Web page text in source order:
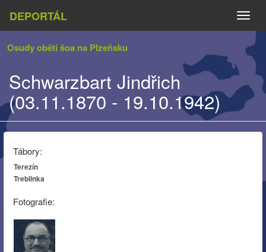
DEPORTÁL
Osudy obětí šoa na Plzeňsku
Schwarzbart Jindřich
(03.11.1870 - 19.10.1942)
Tábory:
Terezín
Treblinka
Fotografie: